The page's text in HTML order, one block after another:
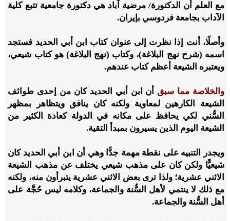
مع العلم أن الدكتورة/ مرضية آباد هي دكتورة جامعية تتبع كلية
الآداب بجامعة فردوسي بإيران.
وأصلًا، أنت إذا نظرت إلى عنوان كتاب ابن أبي الحديد فستجد
اسمه (شرح نهج البلاغة)، وكتاب (نهج البلاغة) هو كتاب شيعي،
ويعتبره الشيعة أعظم كتاب عندهم.
والخلاصة مما سبق أن ابن أبي الحديد كان من إحدى طوائف
الشيعة الكارهين لمعاوية ولكنه كان ينافق ويتظاهر بمظهر
السُّني لكي يحافظ على مكانه في الدولة كعادة الكثير من
الشيعة اليوم الذين يسيرون بمبدأ التقية.
ويجدر التنبيه على نقطة مهمة جدًّا وهي أن ابن أبي الحديد كان
شيعيًّا ولكن كان على مذهب شيعي يختلف عن مذهب الشيعة
الاثني عشرية؛ ولذا ترى بعض الاثني عشرية يتبرأون منه، ولكنه
مع ذلك لا ينتمي لأهل السُّنة والجماعة، وكلامه ليس حُجَّة على
أهل السُّنة والجماعة.